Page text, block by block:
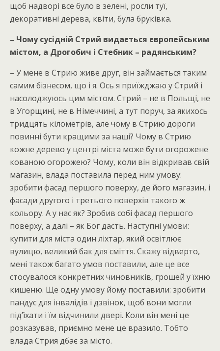
щоб надворі все було в зелені, росли туї,
декоративні дерева, квіти, була бруківка.
– Чому сусідній Стрий видається європейським
містом, а Дрогобич і Стебник – радянським?
– У мене в Стрию живе друг, він займається таким
самим бізнесом, що і я. Ось я приїжджаю у Стрий і
насолоджуюсь цим містом. Стрий – не в Польщі, не
в Угорщині, не в Німеччині, а тут поруч, за якихось
тридцять кілометрів, але чому в Стрию дороги
повинні бути кращими за наші? Чому в Стрию
кожне дерево у центрі міста може бути огорожене
кованою огорожею? Чому, коли він відкривав свій
магазин, влада поставила перед ним умову:
зробити фасад першого поверху, де його магазин, і
фасади другого і третього поверхів такого ж
кольору. А у нас як? Зробив собі фасад першого
поверху, а далі – як Бог дасть. Наступні умови:
купити для міста один ліхтар, який освітлює
вулицю, великий бак для сміття. Скажу відверто,
мені також багато умов поставили, але це все
стосувалося конкретних чиновників, грошей у їхню
кишеню. Ще одну умову йому поставили: зробити
пандус для інвалідів і дзвінок, щоб вони могли
під’їхати і їм відчинили двері. Коли він мені це
розказував, приємно мене це вразило. Тобто
влада Стрия дбає за місто.